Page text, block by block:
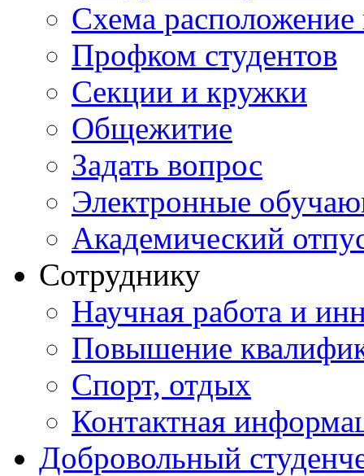
Схема расположение
Профком студентов
Секции и кружки
Общежитие
Задать вопрос
Электронные
Академический
Сотруднику
Научная работа и
Повышение
Спорт, отдых
Контактная
Добровольный